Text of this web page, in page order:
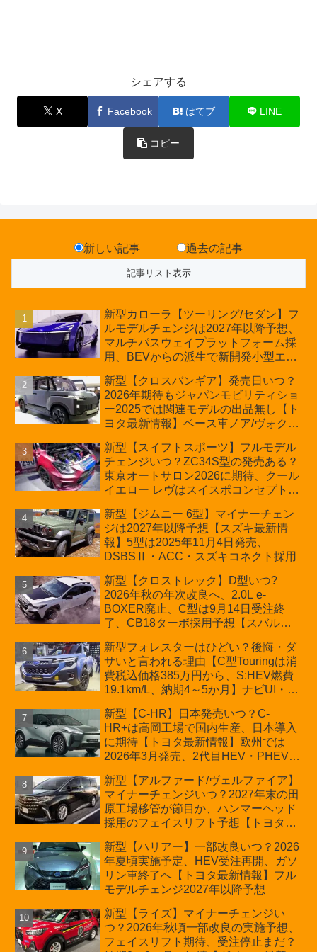
シェアする
X Facebook はてブ LINE
コピー
新しい記事 過去の記事
新型カローラ【ツーリング/セダン】フ
ルモデルチェンジは2027年以降予想、
マルチパスウェイプラットフォーム採
用、BEVからの派生で新開発小型エン
の採用は無しか【トヨタ最新情報】60
周年記念車発売
新型【クロスバンギア】発売日いつ？
2026年期待もジャパンモビリティショ
ー2025では関連モデルの出品無し【ト
ヨタ最新情報】ベース車ノア/ヴォクシ
ほか「コア」と「ツール」、デリカ
D:5対抗のクロスオーバーSUVミニバ
ン
新型【スイフトスポーツ】フルモデル
チェンジいつ？ZC34S型の発売ある？
東京オートサロン2026に期待、クール
イエロー レヴはスイスポコンセプト
プが争点【スズキ最新情報】特別仕様
車「ZC33S Final Edition」終了
新型【ジムニー 6型】マイナーチェン
ジは2027年以降予想【スズキ最新情
報】5型は2025年11月4日発売、
DSBSⅡ・ACC・スズキコネクト採用
新型【クロストレック】D型いつ?
2026年秋の年次改良へ、2.0L e-
BOXER廃止、C型は9月14日受注終
了、CB18ターボ採用予想【スバル最
新型フォレスターはひどい？後悔・ダ
サいと言われる理由【C型Touringは消
費税込価格385万円から、S:HEV燃費
19.1km/L、納期4～5か月】ナビUI・冬
カーオブザイヤーとJNCAP大賞受賞後
も残る注意点
新型【C-HR】日本発売いつ？C-
HR+は高岡工場で国内生産、日本導入
に期待【トヨタ最新情報】欧州では
2026年3月発売、2代目HEV・PHEVは
新型【アルファード/ヴェルファイア】
マイナーチェンジいつ？2027年末の田
原工場移管が節目か、ハンマーヘッド
採用のフェイスリフト予想【トヨタ最
費税込価格559万9000円から
新型【ハリアー】一部改良いつ？2026
年夏頃実施予定、HEV受注再開、ガソ
リン車終了へ【トヨタ最新情報】フル
モデルチェンジ2027年以降予想
新型【ライズ】マイナーチェンジい
つ？2026年秋頃一部改良の実施予想、
フェイスリフト期待、受注停止まだ？